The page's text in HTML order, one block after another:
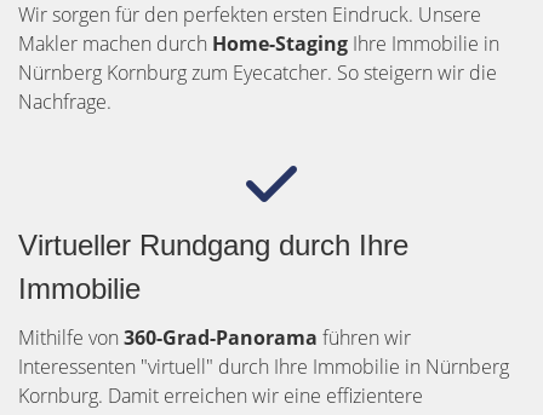
Wir sorgen für den perfekten ersten Eindruck. Unsere
Makler machen durch Home-Staging Ihre Immobilie in
Nürnberg Kornburg zum Eyecatcher. So steigern wir die
Nachfrage.
Virtueller Rundgang durch Ihre
Immobilie
Mithilfe von 360-Grad-Panorama führen wir
Interessenten "virtuell" durch Ihre Immobilie in Nürnberg
Kornburg. Damit erreichen wir eine effizientere